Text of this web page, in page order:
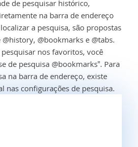
de pesquisar histórico,
na barra de endereço
a pesquisa, são propostas
@bookmarks e @tabs.
nos favoritos, você
de pesquisa @bookmarks”. Para
na barra de endereço, existe
nas configurações de pesquisa.